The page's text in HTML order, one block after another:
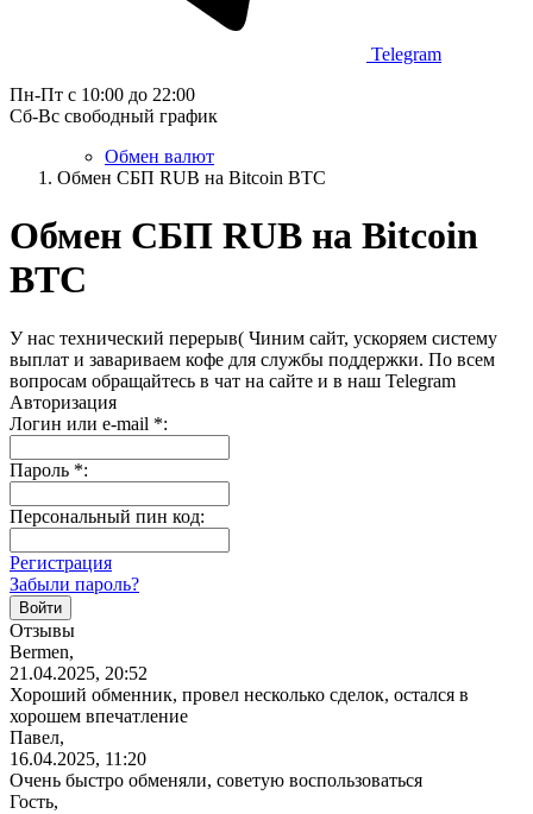
Telegram
Пн-Пт с 10:00 до 22:00
Сб-Вс свободный график
Обмен валют
Обмен СБП RUB на Bitcoin BTC
Обмен СБП RUB на Bitcoin
BTC
У нас технический перерыв( Чиним сайт, ускоряем систему
выплат и завариваем кофе для службы поддержки. По всем
вопросам обращайтесь в чат на сайте и в наш Telegram
Авторизация
Логин или e-mail *:
Пароль *:
Персональный пин код:
Регистрация
Забыли пароль?
Отзывы
Bermen,
21.04.2025, 20:52
Хороший обменник, провел несколько сделок, остался в
хорошем впечатление
Павел,
16.04.2025, 11:20
Очень быстро обменяли, советую воспользоваться
Гость,